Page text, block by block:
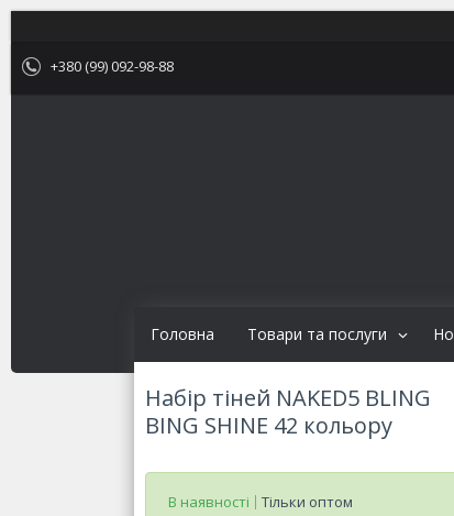
+380 (99) 092-98-88
Головна Товари та послуги
Набір тіней NAKED5 BLING
BING SHINE 42 кольору
В наявності
Тільки оптом